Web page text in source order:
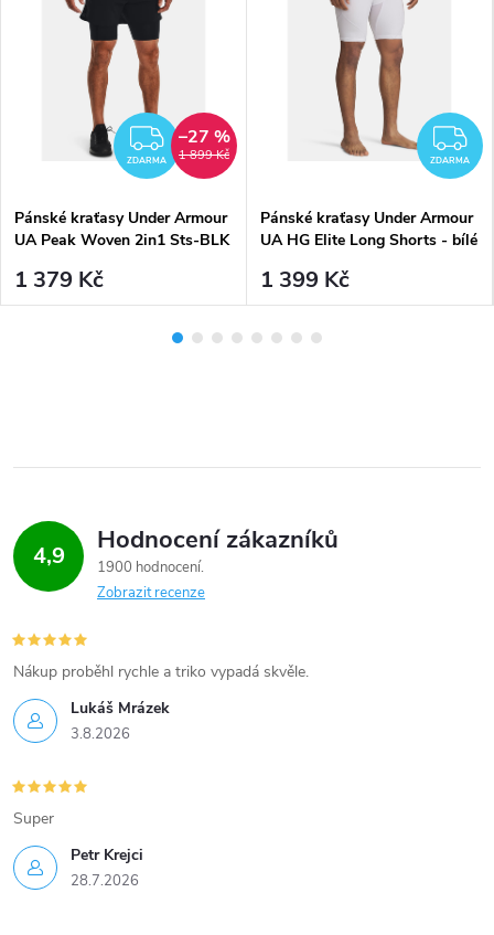
ZDARMA
ZDARMA 1 899 Kč
–27 %
Pánské kraťasy Under Armour
UA Peak Woven 2in1 Sts-BLK
1 379 Kč
ZDARMA
Pánské kraťasy Under Armour
UA HG Elite Long Shorts - bílé
1 399 Kč
4,9 Hodnocení zákazníků
1900 hodnocení
Zobrazit recenze
Lukáš Mrázek
3.8.2026
Nákup proběhl rychle a triko vypadá skvěle.
Petr Krejci
28.7.2026
Super